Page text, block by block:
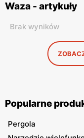
Waza - artykuły
Brak wyników
Popularne
Pergola